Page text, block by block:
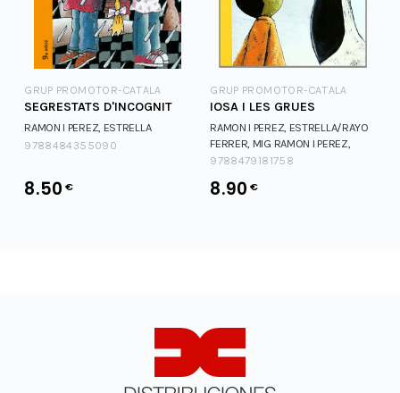
GRUP PROMOTOR-CATALA
SEGRESTATS D'INCOGNIT
RAMON I PEREZ, ESTRELLA
9788484355090
8.50 €
GRUP PROMOTOR-CATALA
IOSA I LES GRUES
RAMON I PEREZ, ESTRELLA/RAYO
FERRER, MIG RAMON I PEREZ,
ESTRELLA/RAYO FERRER, MIG
9788479181758
8.90 €